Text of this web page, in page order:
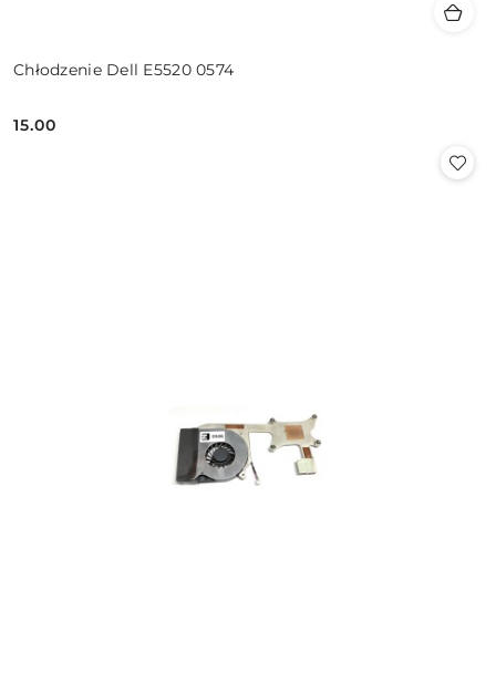
Chłodzenie Dell E5520 0574
Cena:
15.00